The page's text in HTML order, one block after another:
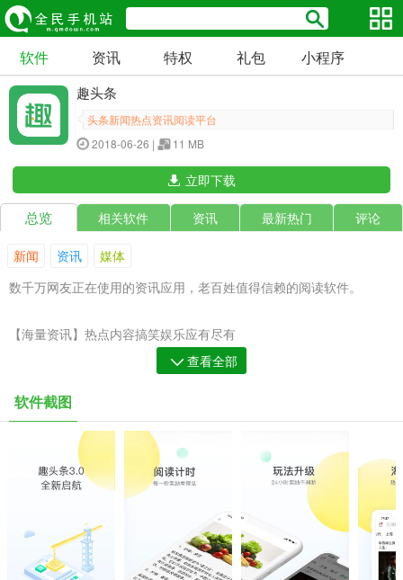
软件 资讯 特权 礼包 小程序
趣头条
头条新闻热点资讯阅读平台
2018-06-26 |
11 MB
立即下载
总览 相关软件 资讯 最新热门 评论
新闻 资讯
媒体
数千万网友正在使用的资讯应用，老百姓值得信赖的阅读软件。
【海量资讯】热点内容搞笑娱乐应有尽有
【精品视频】草根达人原创短片其乐无穷
【网友互动】评论点赞一针见血拍案叫绝
趣头条官网：www.qutoutiao.net
趣头条自媒体平台：mp.qutoutiao.net
感谢广大趣友的支持，如果您有任何疑问，可联系官方客服咨询，
QQ：189281899 ，我们将竭诚为您服务。
查看全部
软件截图